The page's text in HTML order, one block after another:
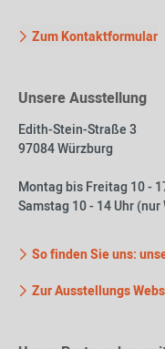
Zum Kontaktformular
Unsere Ausstellung
Edith-Stein-Straße 3
97084 Würzburg
Montag bis Freitag 10 -
Samstag 10 - 14 Uhr
So finden Sie uns:
Zur Ausstellungs